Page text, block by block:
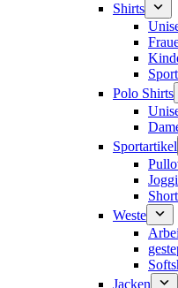
Shirts
Polo Shirts
Sportartikel
Weste
Jacken